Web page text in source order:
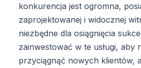
konkurencja jest ogromna,
zaprojektowanej i widocznej
niezbędne dla osiągnięcia
zainwestować w te usługi, aby
przyciągnąć nowych klientów,